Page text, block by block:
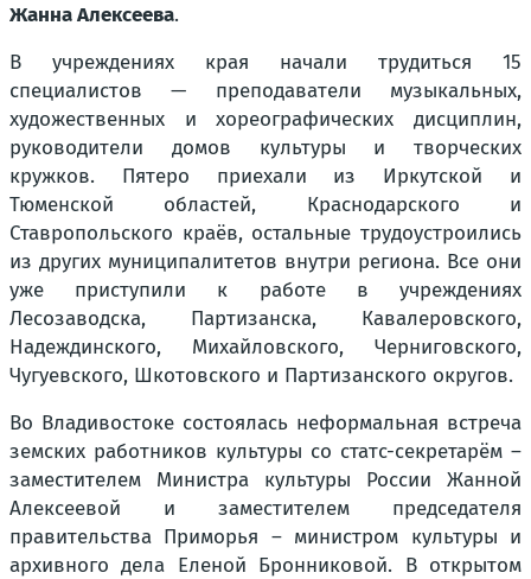
Жанна Алексеева.
В учреждениях края начали трудиться 15
специалистов — преподаватели музыкальных,
художественных и хореографических дисциплин,
руководители домов культуры и творческих
кружков. Пятеро приехали из Иркутской и
Тюменской областей, Краснодарского и
Ставропольского краёв, остальные трудоустроились
из других муниципалитетов внутри региона. Все они
уже приступили к работе в учреждениях
Лесозаводска, Партизанска, Кавалеровского,
Надеждинского, Михайловского, Черниговского,
Чугуевского, Шкотовского и Партизанского округов.
Во Владивостоке состоялась неформальная встреча
земских работников культуры со статс-секретарём –
заместителем Министра культуры России Жанной
Алексеевой и заместителем председателя
правительства Приморья – министром культуры и
архивного дела Еленой Бронниковой. В открытом